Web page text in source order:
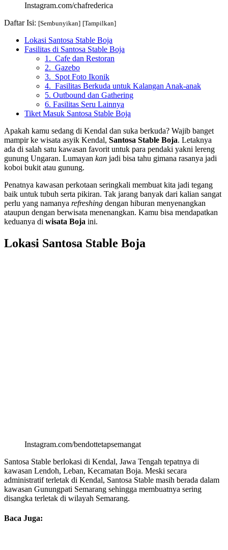
Instagram.com/chafrederica
Daftar Isi: [Sembunyikan] [Tampilkan]
Lokasi Santosa Stable Boja
Fasilitas di Santosa Stable Boja
1. Cafe dan Restoran
2. Gazebo
3. Spot Foto Ikonik
4. Fasilitas Berkuda untuk Kalangan Anak-anak
5. Outbound dan Gathering
6. Fasilitas Seru Lainnya
Tiket Masuk Santosa Stable Boja
Apakah kamu sedang di Kendal dan suka berkuda? Wajib banget
mampir ke wisata asyik Kendal, Santosa Stable Boja. Letaknya
ada di salah satu kawasan favorit untuk para pendaki yakni lereng
gunung Ungaran. Lumayan kan jadi bisa tahu gimana rasanya jadi
koboi bukit atau gunung.
Penatnya kawasan perkotaan seringkali membuat kita jadi tegang
baik untuk tubuh serta pikiran. Tak jarang banyak dari kalian sangat
perlu yang namanya refreshing dengan hiburan menyenangkan
ataupun dengan berwisata menenangkan. Kamu bisa mendapatkan
keduanya di wisata Boja ini.
Lokasi Santosa Stable Boja
Instagram.com/bendottetapsemangat
Santosa Stable berlokasi di Kendal, Jawa Tengah tepatnya di
kawasan Lendoh, Leban, Kecamatan Boja. Meski secara
administratif terletak di Kendal, Santosa Stable masih berada dalam
kawasan Gunungpati Semarang sehingga membuatnya sering
disangka terletak di wilayah Semarang.
Baca Juga: